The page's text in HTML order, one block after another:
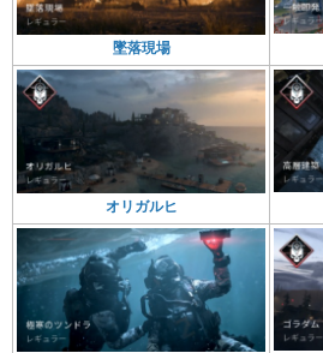
墜落現場
オリガルヒ